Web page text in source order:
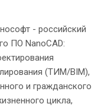
- российский
ПО NanoCAD:
(ТИМ/BIM),
и гражданского
цикла,